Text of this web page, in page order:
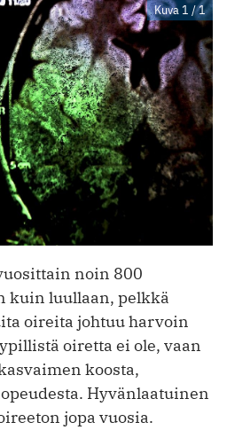
Kuva 1 / 1
noin 800
kuin luullaan, pelkkä
oireita johtuu harvoin
oiretta ei ole, vaan
koosta,
Hyvänlaatuinen
jopa vuosia.